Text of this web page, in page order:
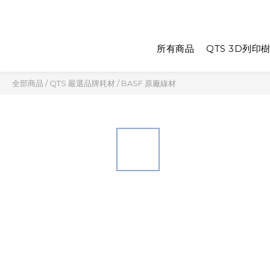
所有商品 QTS 3D列印
全部商品 /QTS 嚴選品牌耗材/BASF 原廠線材